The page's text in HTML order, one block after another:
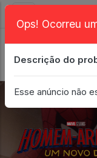
Ops! Ocorreu
Descrição do
Esse anúncio não